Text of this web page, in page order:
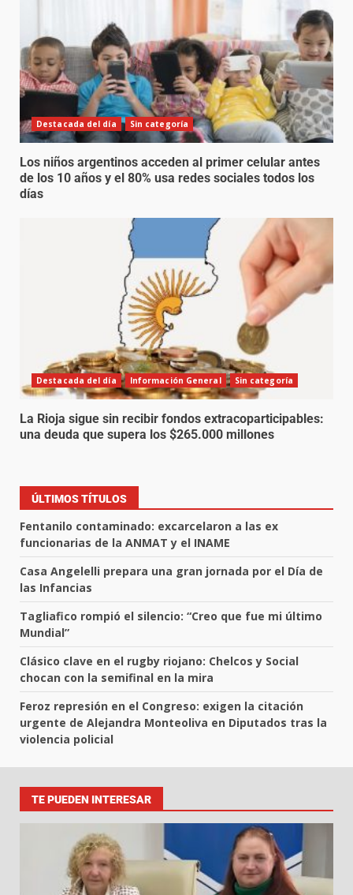
Destacada del día Sin categoría
Los niños argentinos acceden al primer celular antes
de los 10 años y el 80% usa redes sociales todos los
días
Destacada del día Información General Sin categoría
La Rioja sigue sin recibir fondos extracoparticipables:
una deuda que supera los $265.000 millones
ÚLTIMOS TÍTULOS
Fentanilo contaminado: excarcelaron a las ex
funcionarias de la ANMAT y el INAME
Casa Angelelli prepara una gran jornada por el Día de
las Infancias
Tagliafico rompió el silencio: “Creo que fue mi último
Mundial”
Clásico clave en el rugby riojano: Chelcos y Social
chocan con la semifinal en la mira
Feroz represión en el Congreso: exigen la citación
urgente de Alejandra Monteoliva en Diputados tras la
violencia policial
TE PUEDEN INTERESAR